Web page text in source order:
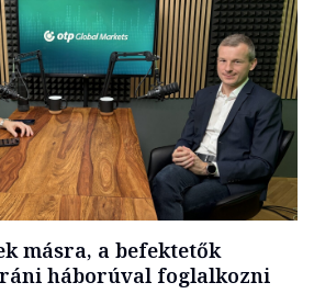
másra, a befektetők
háborúval foglalkozni